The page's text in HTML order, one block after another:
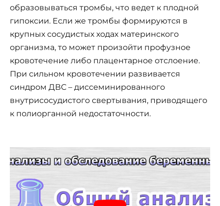
образовываться тромбы, что ведет к плодной
гипоксии. Если же тромбы формируются в
крупных сосудистых ходах материнского
организма, то может произойти профузное
кровотечение либо плацентарное отслоение.
При сильном кровотечении развивается
синдром ДВС – диссеминированного
внутрисосудистого свертывания, приводящего
к полиорганной недостаточности.